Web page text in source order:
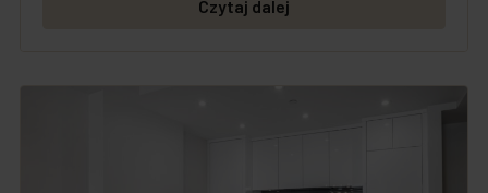
Czytaj dalej